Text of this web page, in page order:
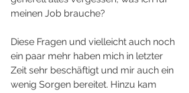
meinen Job brauche?
Diese Fragen und vielleicht auch noch
ein paar mehr haben mich in letzter
Zeit sehr beschäftigt und mir auch ein
wenig Sorgen bereitet. Hinzu kam